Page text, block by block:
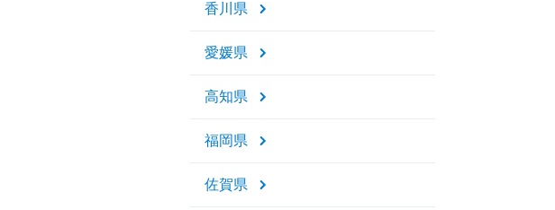
香川県
愛媛県
高知県
福岡県
佐賀県